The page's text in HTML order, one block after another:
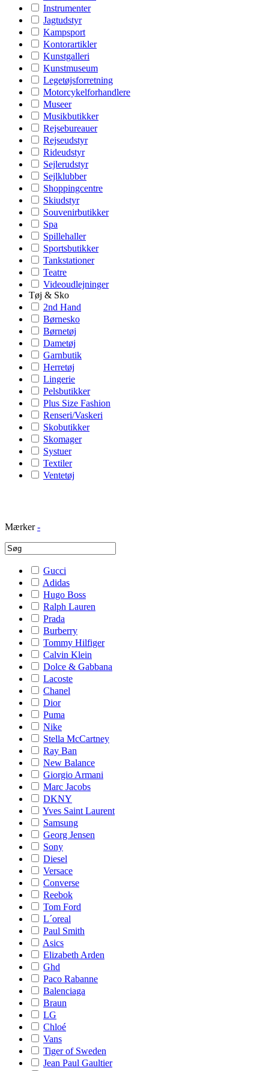
Instrumenter
Jagtudstyr
Kampsport
Kontorartikler
Kunstgalleri
Kunstmuseum
Legetøjsforretning
Motorcykelforhandlere
Museer
Musikbutikker
Rejsebureauer
Rejseudstyr
Rideudstyr
Sejlerudstyr
Sejlklubber
Shoppingcentre
Skiudstyr
Souvenirbutikker
Spa
Spillehaller
Sportsbutikker
Tankstationer
Teatre
Videoudlejninger
Tøj & Sko
2nd Hand
Børnesko
Børnetøj
Dametøj
Garnbutik
Herretøj
Lingerie
Pelsbutikker
Plus Size Fashion
Renseri/Vaskeri
Skobutikker
Skomager
Systuer
Textiler
Ventetøj
Mærker -
Gucci
Adidas
Hugo Boss
Ralph Lauren
Prada
Burberry
Tommy Hilfiger
Calvin Klein
Dolce & Gabbana
Lacoste
Chanel
Dior
Puma
Nike
Stella McCartney
Ray Ban
New Balance
Giorgio Armani
Marc Jacobs
DKNY
Yves Saint Laurent
Samsung
Georg Jensen
Sony
Diesel
Versace
Converse
Reebok
Tom Ford
L´oreal
Paul Smith
Asics
Elizabeth Arden
Ghd
Paco Rabanne
Balenciaga
Braun
LG
Chloé
Vans
Tiger of Sweden
Jean Paul Gaultier